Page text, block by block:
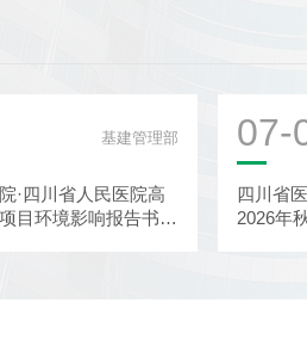
基建管理部
·四川省人民医院高
目环境影响报告书报
07-
四川省
2026年